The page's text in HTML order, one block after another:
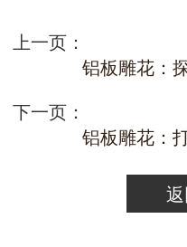
上一页：
下一页：
铝板雕花：